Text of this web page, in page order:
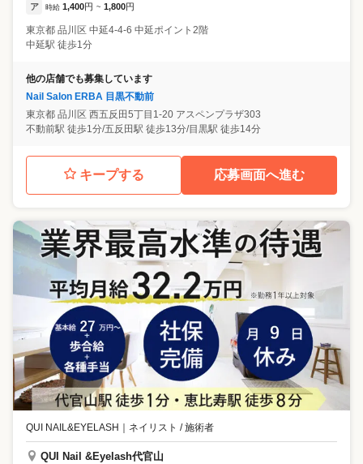
ア 時給 1,400円 ~ 1,800円
東京都 品川区 中延4-4-6 中延ポイント2階
中延駅 徒歩1分
他の店舗でも募集しています
Nail Salon ERBA 目黒不動前
東京都 品川区 西五反田5丁目1-20 アスペンプラザ303
不動前駅 徒歩1分/五反田駅 徒歩13分/目黒駅 徒歩14分
キープする 応募画面へ進む
QUI NAIL&EYELASH ネイリスト / 施術者
QUI Nail &Eyelash代官山